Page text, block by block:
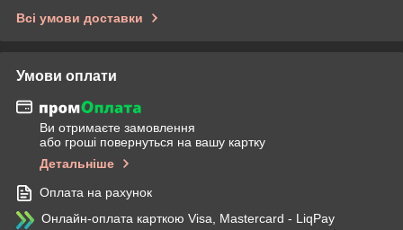
Всі умови доставки
Умови оплати
Ви отримаєте замовлення
або гроші повернуться на вашу картку
Детальніше
Оплата на рахунок
Онлайн-оплата карткою Visa, Mastercard - LiqPay